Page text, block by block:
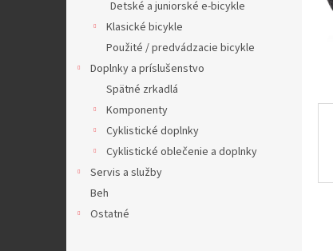
Detské a juniorské e-bicykle
Klasické bicykle
Použité / predvádzacie bicykle
Doplnky a príslušenstvo
Spätné zrkadlá
Komponenty
Cyklistické doplnky
Cyklistické oblečenie a doplnky
Servis a služby
Beh
Ostatné